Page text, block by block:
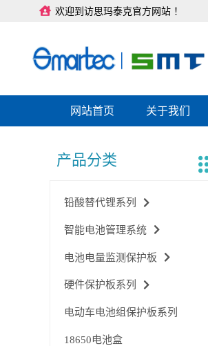
欢迎到访思玛泰克官方网站 ！
网站首页 关于我们
产品分类
铅酸替代锂系列
智能电池管理系统
电池电量监测保护板
硬件保护板系列
电动车电池组保护板系列
18650电池盒